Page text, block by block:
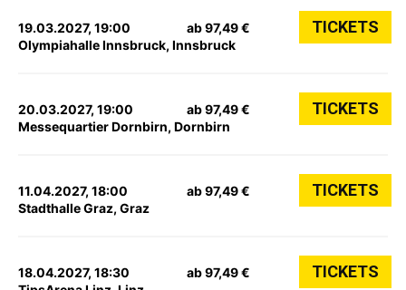
19.03.2027, 19:00
Olympiahalle Innsbruck, Innsbruck
ab 97,49 € TICKETS
20.03.2027, 19:00
Messequartier Dornbirn, Dornbirn
ab 97,49 € TICKETS
11.04.2027, 18:00
Stadthalle Graz, Graz
ab 97,49 € TICKETS
18.04.2027, 18:30
ab 97,49 € TICKETS